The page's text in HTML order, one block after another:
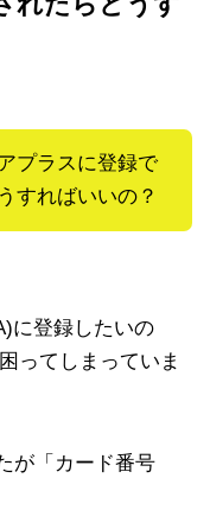
プラスに登録で
すればいいの？
に登録したいの
ってしまっていま
が「カード番号